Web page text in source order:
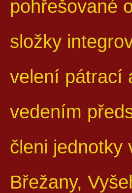
pohřešované
složky
velení pátrací
vedením
členi jednotky
Břežany,